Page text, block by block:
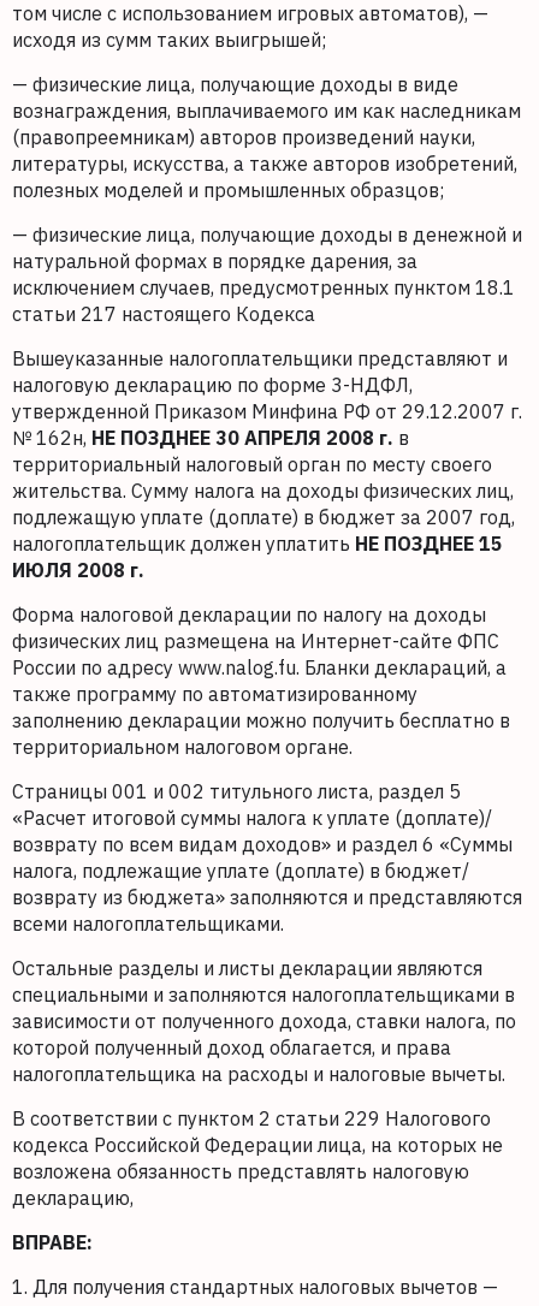
том числе с использованием игровых автоматов), —
исходя из сумм таких выигрышей;
— физические лица, получающие доходы в виде
вознаграждения, выплачиваемого им как наследникам
(правопреемникам) авторов произведений науки,
литературы, искусства, а также авторов изобретений,
полезных моделей и промышленных образцов;
— физические лица, получающие доходы в денежной и
натуральной формах в порядке дарения, за
исключением случаев, предусмотренных пунктом 18.1
статьи 217 настоящего Кодекса
Вышеуказанные налогоплательщики представляют и
налоговую декларацию по форме 3-НДФЛ,
утвержденной Приказом Минфина РФ от 29.12.2007 г.
№ 162н, НЕ ПОЗДНЕЕ 30 АПРЕЛЯ 2008 г. в
территориальный налоговый орган по месту своего
жительства. Сумму налога на доходы физических лиц,
подлежащую уплате (доплате) в бюджет за 2007 год,
налогоплательщик должен уплатить НЕ ПОЗДНЕЕ 15
ИЮЛЯ 2008 г.
Форма налоговой декларации по налогу на доходы
физических лиц размещена на Интернет-сайте ФПС
России по адресу www.nalog.fu. Бланки деклараций, а
также программу по автоматизированному
заполнению декларации можно получить бесплатно в
территориальном налоговом органе.
Страницы 001 и 002 титульного листа, раздел 5
«Расчет итоговой суммы налога к уплате (доплате)/
возврату по всем видам доходов» и раздел 6 «Суммы
налога, подлежащие уплате (доплате) в бюджет/
возврату из бюджета» заполняются и представляются
всеми налогоплательщиками.
Остальные разделы и листы декларации являются
специальными и заполняются налогоплательщиками в
зависимости от полученного дохода, ставки налога, по
которой полученный доход облагается, и права
налогоплательщика на расходы и налоговые вычеты.
В соответствии с пунктом 2 статьи 229 Налогового
кодекса Российской Федерации лица, на которых не
возложена обязанность представлять налоговую
декларацию,
ВПРАВЕ:
1. Для получения стандартных налоговых вычетов —